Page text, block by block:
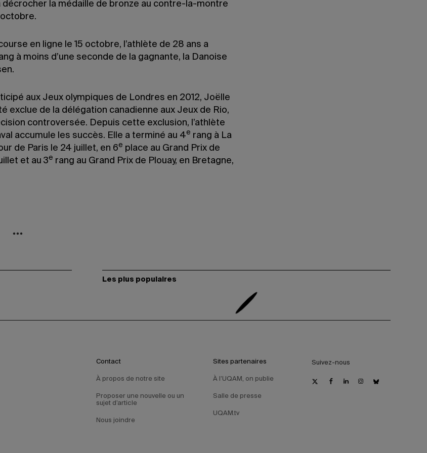
décrocher la médaille de bronze au contre-la-montre
en ligne le 15 octobre, l’athlète de 28 ans a
à moins d’une seconde de la gagnante, la Danoise
aux Jeux olympiques de Londres en 2012, Joëlle
exclue de la délégation canadienne aux Jeux de Rio,
controversée. Depuis cette exclusion, l’athlète
accumule les succès. Elle a terminé au 4e rang à La
de Paris le 24 juillet, en 6e place au Grand Prix de
et au 3e rang au Grand Prix de Plouay, en Bretagne,
Les plus populaires
Contact
À propos de notre site
Proposer une nouvelle ou un
sujet d’article
Nous joindre
Sites partenaires
À l’UQAM, on publie
Salle de presse
UQAM.tv
Suivez-nous